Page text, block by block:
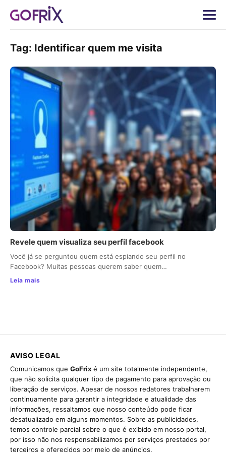
Tag: Identificar quem me visita
Revele quem visualiza seu perfil facebook
Você já se perguntou quem está espiando seu perfil no
Facebook? Muitas pessoas querem saber quem…
Leia mais
AVISO LEGAL
Comunicamos que GoFrix é um site totalmente independente,
que não solicita qualquer tipo de pagamento para aprovação ou
liberação de serviços. Apesar de nossos redatores trabalharem
continuamente para garantir a integridade e atualidade das
informações, ressaltamos que nosso conteúdo pode ficar
desatualizado em alguns momentos. Sobre as publicidades,
temos controle parcial sobre o que é exibido em nosso portal,
por isso não nos responsabilizamos por serviços prestados por
terceiros e oferecidos por meio de anúncios.